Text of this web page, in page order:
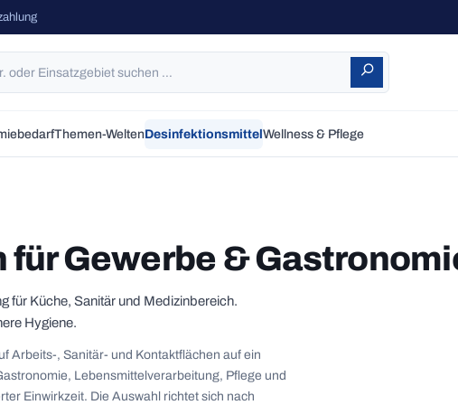
Themen-WeltenDesinfektionsmittelWellness & Pflege
Gewerbe &
für Küche, Sanitär und Medizinbereich.
Hygiene.
Arbeits-, Sanitär- und Kontaktflächen auf ein
Lebensmittelverarbeitung, Pflege und
Einwirkzeit. Die Auswahl richtet sich nach